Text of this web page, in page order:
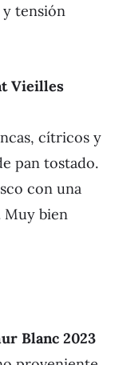
y tensión
Vieilles
cítricos y
pan tostado.
con una
Muy bien
Blanc 2023